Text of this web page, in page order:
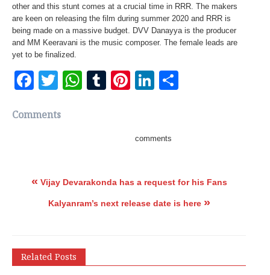
other and this stunt comes at a crucial time in RRR. The makers
are keen on releasing the film during summer 2020 and RRR is
being made on a massive budget. DVV Danayya is the producer
and MM Keeravani is the music composer. The female leads are
yet to be finalized.
Facebook
TwitterWhatsApp
TumblrPinterest
LinkedIn
Comments
comments
« Vijay Devarakonda has a request for his Fans
Kalyanram’s next release date is here »
Related Posts